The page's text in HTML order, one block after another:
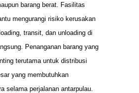
barang berat. Fasilitas
mengurangi risiko kerusakan
transit, dan unloading di
Penanganan barang yang
terutama untuk distribusi
yang membutuhkan
selama perjalanan antarpulau.